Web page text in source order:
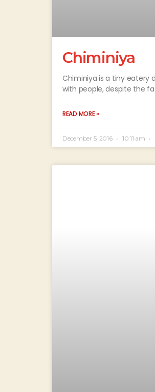
Chiminiya
Chiminiya is a tiny eatery
with people, despite the
READ MORE »
December 5, 2016 10:11 am